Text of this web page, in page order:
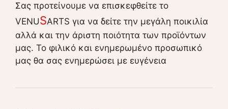
Σας προτείνουμε να επισκεφθείτε το
VENUSARTS για να δείτε την μεγάλη ποικιλία
αλλά και την άριστη ποιότητα των προϊόντων
μας. Το φιλικό και ενημερωμένο προσωπικό
μας θα σας ενημερώσει με ευγένεια